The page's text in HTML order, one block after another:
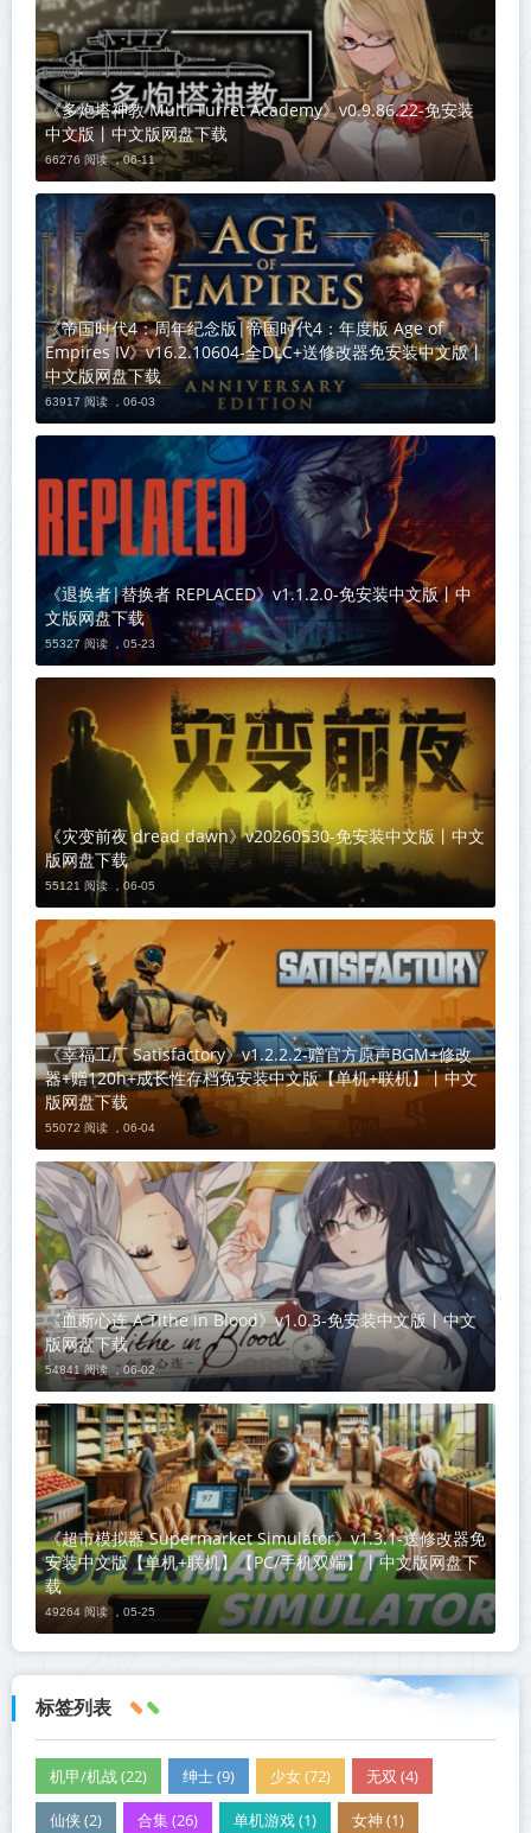
《多炮塔神教 Multi Turret Academy》v0.9.86.22-免安装
中文版丨中文版网盘下载
66276 阅读 ，06-11
《帝国时代4：周年纪念版|帝国时代4：年度版 Age of
Empires IV》v16.2.10604-全DLC+送修改器免安装中文版丨
中文版网盘下载
63917 阅读 ， 06-03
《退换者|替换者 REPLACED》v1.1.2.0-免安装中文版丨中
文版网盘下载
55327 阅读 ， 05-23
《灾变前夜 dread dawn》v20260530-免安装中文版丨中文
版网盘下载
55121 阅读 ， 06-05
《幸福工厂 Satisfactory》v1.2.2.2-赠官方原声BGM+修改
器+赠120h+成长性存档免安装中文版【单机+联机】丨中文
版网盘下载
55072 阅读 ， 06-04
《血断心连 A Tithe in Blood》v1.0.3-免安装中文版丨中文
版网盘下载
54841 阅读 ， 06-02
《超市模拟器 Supermarket Simulator》v1.3.1-送修改器免
安装中文版【单机+联机】【PC/手机双端】丨中文版网盘下
载
49264 阅读 ， 05-25
标签列表
机甲/机战 (22) 绅士 (9) 少女 (72) 无双 (4)
仙侠 (2) 合集 (26) 单机游戏 (1) 女神 (1)